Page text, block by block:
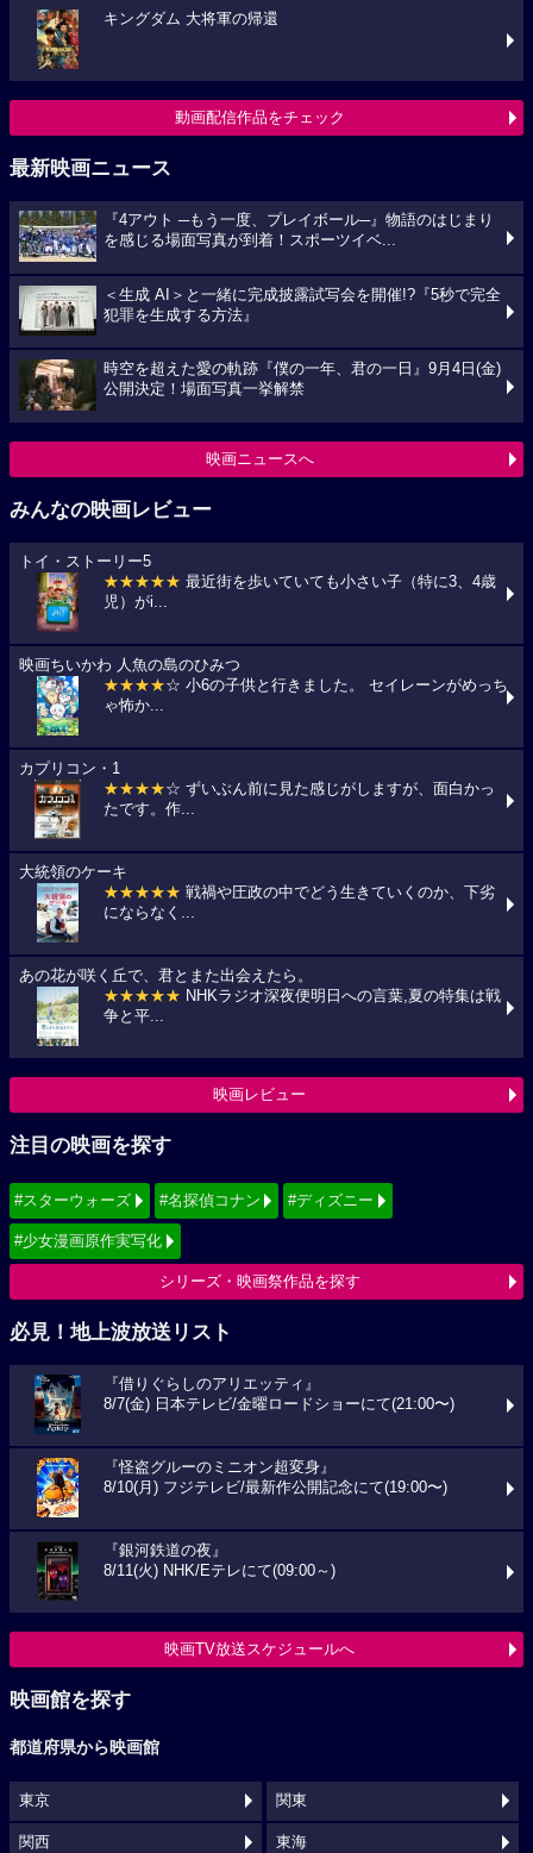
キングダム 大将軍の帰還
動画配信作品をチェック
最新映画ニュース
『4アウト ─もう一度、プレイボール─』物語のはじまり
を感じる場面写真が到着！スポーツイベ...
＜生成 AI＞と一緒に完成披露試写会を開催!?『5秒で完全
犯罪を生成する方法』
時空を超えた愛の軌跡『僕の一年、君の一日』9月4日(金)
公開決定！場面写真一挙解禁
映画ニュースへ
みんなの映画レビュー
トイ・ストーリー5
★★★★★ 最近街を歩いていても小さい子（特に3、4歳
児）がi...
映画ちいかわ 人魚の島のひみつ
★★★★☆ 小6の子供と行きました。 セイレーンがめっち
ゃ怖か...
カプリコン・1
★★★★☆ ずいぶん前に見た感じがしますが、面白かっ
たです。作...
大統領のケーキ
★★★★★ 戦禍や圧政の中でどう生きていくのか、下劣
にならなく...
あの花が咲く丘で、君とまた出会えたら。
★★★★★ NHKラジオ深夜便明日への言葉,夏の特集は戦
争と平...
映画レビュー
注目の映画を探す
#スターウォーズ #名探偵コナン #ディズニー
#少女漫画原作実写化
シリーズ・映画祭作品を探す
必見！地上波放送リスト
『借りぐらしのアリエッティ』
8/7(金) 日本テレビ/金曜ロードショーにて(21:00〜)
『怪盗グルーのミニオン超変身』
8/10(月) フジテレビ/最新作公開記念にて(19:00〜)
『銀河鉄道の夜』
8/11(火) NHK/Eテレにて(09:00～)
映画TV放送スケジュールへ
映画館を探す
都道府県から映画館
東京 関東
関西 東海